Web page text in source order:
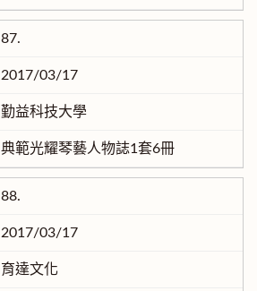
87.
2017/03/17
勤益科技大學
典範光耀琴藝人物誌1套6冊
88.
2017/03/17
育達文化